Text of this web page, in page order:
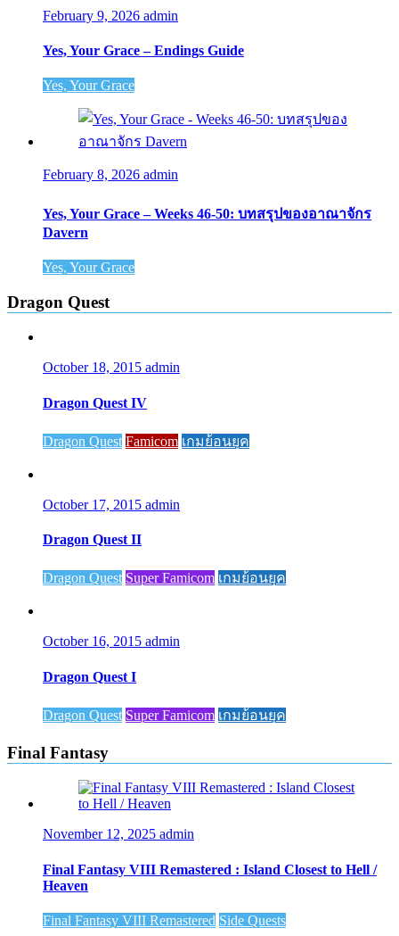
February 9, 2026 admin
Yes, Your Grace – Endings Guide
Yes, Your Grace
February 8, 2026 admin
Yes, Your Grace – Weeks 46-50: บทสรุปของอาณาจักร
Davern
Yes, Your Grace
Dragon Quest
October 18, 2015 admin
Dragon Quest IV
Dragon Quest Famicom เกมย้อนยุค
October 17, 2015 admin
Dragon Quest II
Dragon Quest Super Famicom เกมย้อนยุค
October 16, 2015 admin
Dragon Quest I
Dragon Quest Super Famicom เกมย้อนยุค
Final Fantasy
November 12, 2025 admin
Final Fantasy VIII Remastered : Island Closest to Hell /
Heaven
Final Fantasy VIII Remastered Side Quests